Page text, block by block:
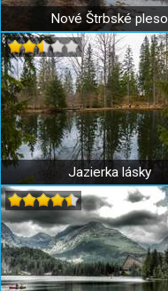
Nové Štrbské pleso
Jazierka lásky